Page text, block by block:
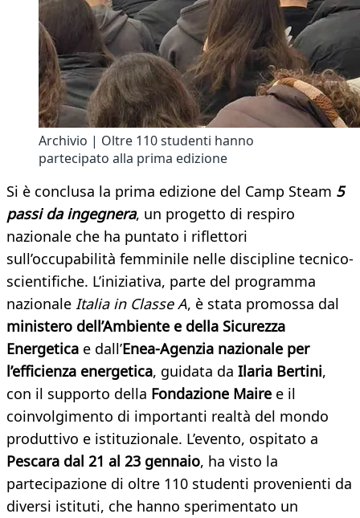
Archivio | Oltre 110 studenti hanno
partecipato alla prima edizione
Si è conclusa la prima edizione del Camp Steam 5
passi da ingegnera, un progetto di respiro
nazionale che ha puntato i riflettori
sull’occupabilità femminile nelle discipline tecnico-
scientifiche. L’iniziativa, parte del programma
nazionale Italia in Classe A, è stata promossa dal
ministero dell’Ambiente e della Sicurezza
Energetica e dall’Enea-Agenzia nazionale per
l’efficienza energetica, guidata da Ilaria Bertini,
con il supporto della Fondazione Maire e il
coinvolgimento di importanti realtà del mondo
produttivo e istituzionale. L’evento, ospitato a
Pescara dal 21 al 23 gennaio, ha visto la
partecipazione di oltre 110 studenti provenienti da
diversi istituti, che hanno sperimentato un